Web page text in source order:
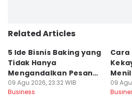
Related Articles
5 Ide Bisnis Baking yang
Tidak Hanya
Mengandalkan Pesanan
Kue
09 Agu 2026, 23:32 WIB
Business
09